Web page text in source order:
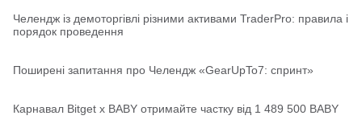
Челендж із демоторгівлі різними активами TraderPro: правила і
порядок проведення
Поширені запитання про Челендж «GearUpTo7: спринт»
Карнавал Bitget x BABY отримайте частку від 1 489 500 BABY